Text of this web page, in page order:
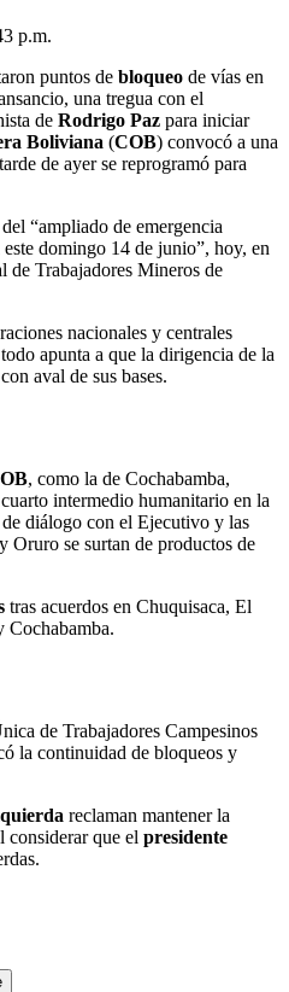
p.m.
puntos de bloqueo de vías en
una tregua con el
de Rodrigo Paz para iniciar
Boliviana (COB) convocó a una
de ayer se reprogramó para
“ampliado de emergencia
domingo 14 de junio”, hoy, en
de Trabajadores Mineros de
nacionales y centrales
apunta a que la dirigencia de la
aval de sus bases.
, como la de Cochabamba,
intermedio humanitario en la
de diálogo con el Ejecutivo y las
Oruro se surtan de productos de
tras acuerdos en Chuquisaca, El
Cochabamba.
de Trabajadores Campesinos
la continuidad de bloqueos y
reclaman mantener la
considerar que el presidente